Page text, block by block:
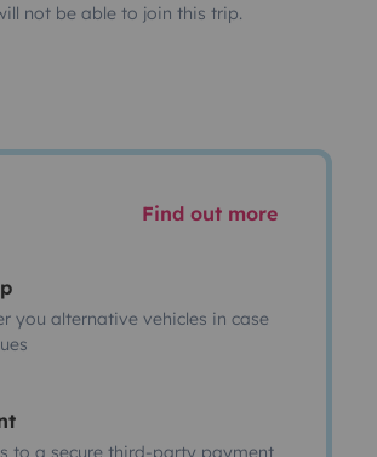
not be able to join this trip.
Find out more
you alternative vehicles in case
to a secure third-party payment